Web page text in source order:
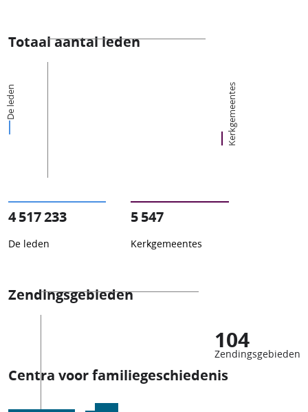
Totaal aantal leden
De leden Kerkgemeentes
4 517 233
De leden
5 547
Kerkgemeentes
Zendingsgebieden
104
Zendingsgebieden
Centra voor familiegeschiedenis